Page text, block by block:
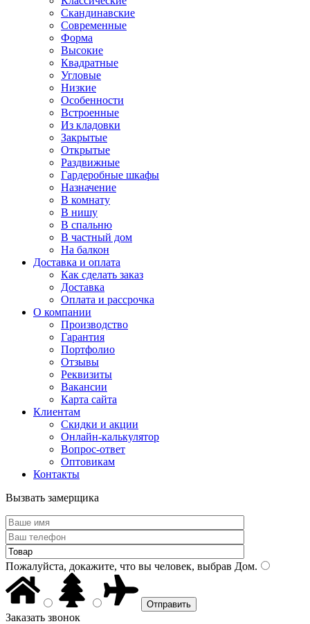
Скандинавские
Современные
Форма
Высокие
Квадратные
Угловые
Низкие
Особенности
Встроенные
Из кладовки
Закрытые
Открытые
Раздвижные
Гардеробные шкафы
Назначение
В комнату
В нишу
В спальню
В частный дом
На балкон
Доставка и оплата
Как сделать заказ
Доставка
Оплата и рассрочка
О компании
Производство
Гарантия
Портфолио
Отзывы
Реквизиты
Вакансии
Карта сайта
Клиентам
Скидки и акции
Онлайн-калькулятор
Вопрос-ответ
Оптовикам
Контакты
Вызвать замерщика
Пожалуйста, докажите, что вы человек, выбрав Дом.
Заказать звонок